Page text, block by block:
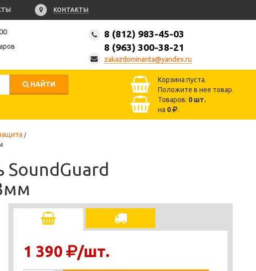
КОНТАКТЫ
8 (812) 983-45-03
8 (963) 300-38-21
zakazdominanta@yandex.ru
НАЙТИ
Корзина пуста.
Положите в нее товар.
Товаров: 0 шт.
на 0 .
SoundGuard
1 390 /шт.